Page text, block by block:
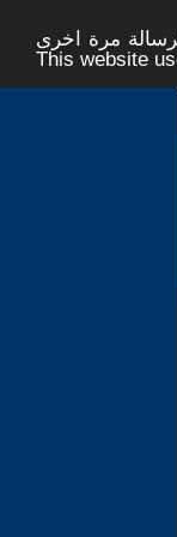
مرة اخرى -
This website